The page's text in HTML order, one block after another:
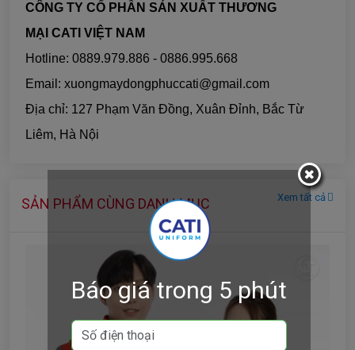
CÔNG TY CỔ PHẦN SẢN XUẤT THƯƠNG
MẠI CATI VIỆT NAM
Hotline: 0889.979.886 - 0886.995.668
Email: xuongmaydongphuccati@gmail.com
Địa chỉ: 127 Phạm Văn Đồng, Xuân Đỉnh, Bắc Từ
Liêm, Hà Nội
SẢN PHẨM CÙNG DANH MỤC Xem tất cả
Báo giá trong 5 phút